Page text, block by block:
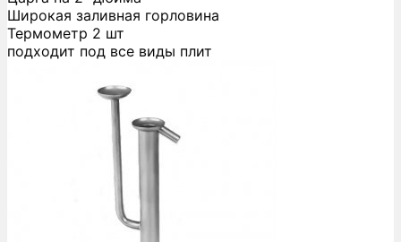
Широкая заливная горловина
Термометр 2 шт
подходит под все виды плит